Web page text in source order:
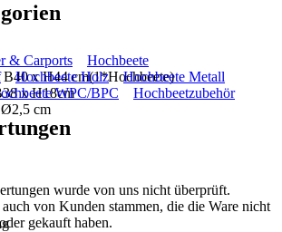
B40 x H44 cm(1*Hochbeete)
x H18cm
Ø2,5 cm
& Carports
Hochbeete
Hochbeete Holz
Hochbeete Metall
WPC/BPC Hochbeetzubehör
wurde von uns nicht überprüft.
von Kunden stammen, die die Ware nicht
gekauft haben.